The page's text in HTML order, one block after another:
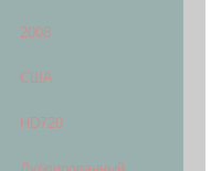
2008
США
HD720